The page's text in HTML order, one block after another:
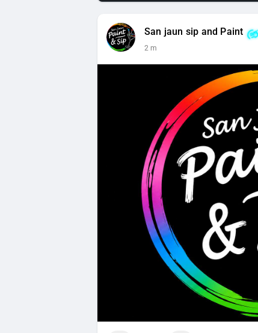
San jaun sip and Paint
2 m